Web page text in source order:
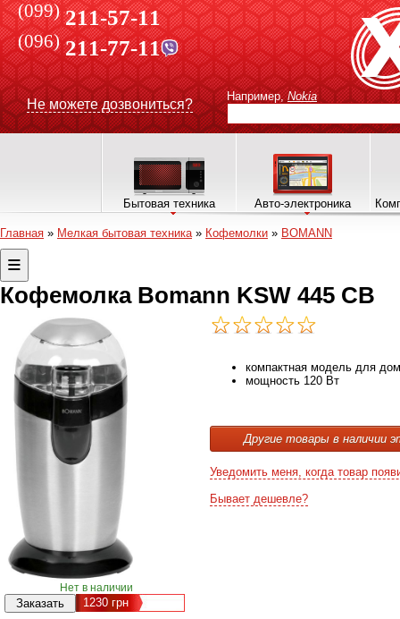
(099) 211-57-11
(096)211-77-11
Не можете дозвониться?
Например, Nokia
Бытовая техника Авто-электроника
Главная » Мелкая бытовая техника» Кофемолки » BOMANN
Кофемолка Bomann KSW 445 СВ
Нет в наличии
1230 грн
компактная модель для
мощность 120 Вт
Другие товары в наличии
Уведомить меня, когда товар
Бывает дешевле?